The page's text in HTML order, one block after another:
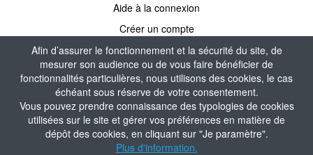
Afin d’assurer le fonctionnement et la sécurité du site, de
mesurer son audience ou de vous faire bénéficier de
fonctionnalités particulières, nous utilisons des cookies, le cas
échéant sous réserve de votre consentement.
Vous pouvez prendre connaissance des typologies de cookies
utilisées sur le site et gérer vos préférences en matière de
dépôt des cookies, en cliquant sur "Je paramètre".
Plus d'information.
Aide à la connexion
Créer un compte